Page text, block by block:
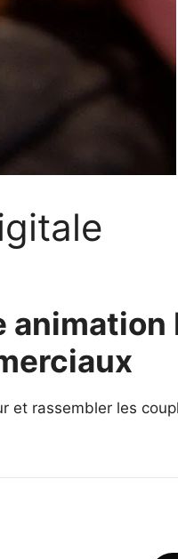
animation
et rassembler les